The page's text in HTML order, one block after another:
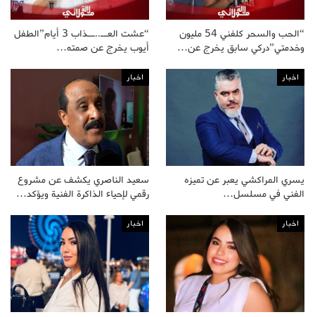
“الحب والسحر كلفني 54 مليون
وخدمتي”دركي سابق يخرج عن…
“عشت العــ..ــذاب 3 أيام”الطفل
أيوب يخرج عن صمته…
اخبار
يسري المراكشي يعبر عن تميزه
الفني في مسلسل…
اخبار
سعيد الناصري يكشف عن مشروع
رقمي لإحياء الذاكرة الفنية ويؤكد…
اخبار اخبار